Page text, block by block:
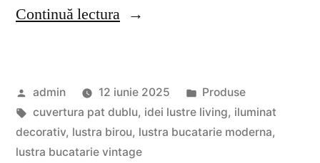
Continuă lectura„Iluminat
de
a
transforma
Publicat
de
admin 12 iunie 2025
Publicat
în
Produse
Etichete:
cuvertura pat dublu, idei lustre living, iluminat
decorativ, lustra birou, lustra bucatarie moderna,
lustra bucatarie vintage